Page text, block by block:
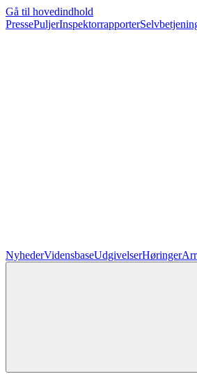
Gå til hovedindhold
PressePuljerInspektorrapporter
NyhederVidensbaseUdgivelserHøringer